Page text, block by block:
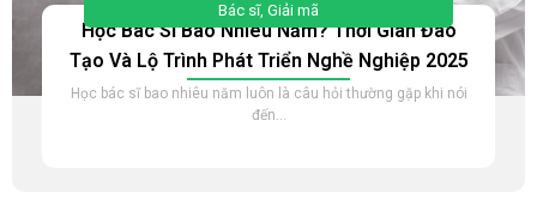
Bác sĩ, Giải mã
Học Bác Sĩ Bao Nhiêu Năm? Thời Gian Đào
Tạo Và Lộ Trình Phát Triển Nghề Nghiệp 2025
Học bác sĩ bao nhiêu năm luôn là câu hỏi thường gặp khi nói
đến...